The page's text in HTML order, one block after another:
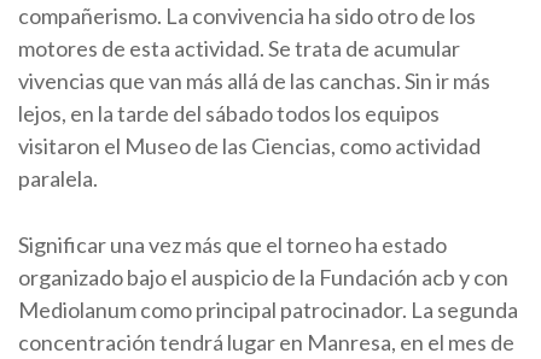
compañerismo. La convivencia ha sido otro de los
motores de esta actividad. Se trata de acumular
vivencias que van más allá de las canchas. Sin ir más
lejos, en la tarde del sábado todos los equipos
visitaron el Museo de las Ciencias, como actividad
paralela.
Significar una vez más que el torneo ha estado
organizado bajo el auspicio de la Fundación acb y con
Mediolanum como principal patrocinador. La segunda
concentración tendrá lugar en Manresa, en el mes de